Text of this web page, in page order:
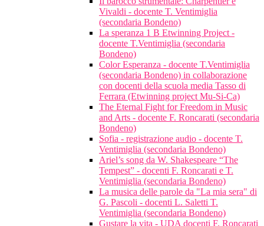
Vivaldi - docente T. Ventimiglia
(secondaria Bondeno)
La speranza 1 B Etwinning Project -
docente T.Ventimiglia (secondaria
Bondeno)
Color Esperanza - docente T.Ventimiglia
(secondaria Bondeno) in collaborazione
con docenti della scuola media Tasso di
Ferrara (Etwinning project Mu-Si-Ca)
The Eternal Fight for Freedom in Music
and Arts - docente F. Roncarati (secondaria
Bondeno)
Sofia - registrazione audio - docente T.
Ventimiglia (secondaria Bondeno)
Ariel’s song da W. Shakespeare “The
Tempest” - docenti F. Roncarati e T.
Ventimiglia (secondaria Bondeno)
La musica delle parole da "La mia sera" di
G. Pascoli - docenti L. Saletti T.
Ventimiglia (secondaria Bondeno)
Gustare la vita - UDA docenti F. Roncarati